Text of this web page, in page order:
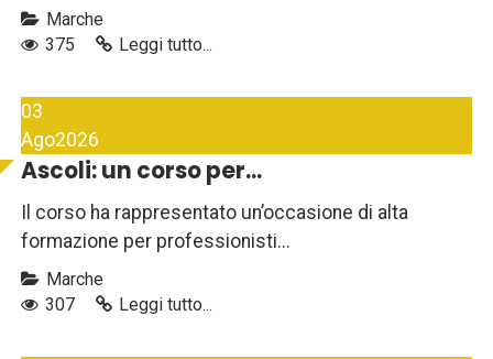
Marche
375
Leggi tutto...
03
Ago2026
Ascoli: un corso per...
Il corso ha rappresentato un’occasione di alta
formazione per professionisti...
Marche
307
Leggi tutto...